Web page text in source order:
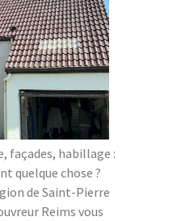
façades, habillage :
quelque chose ?
de Saint-Pierre
Reims vous